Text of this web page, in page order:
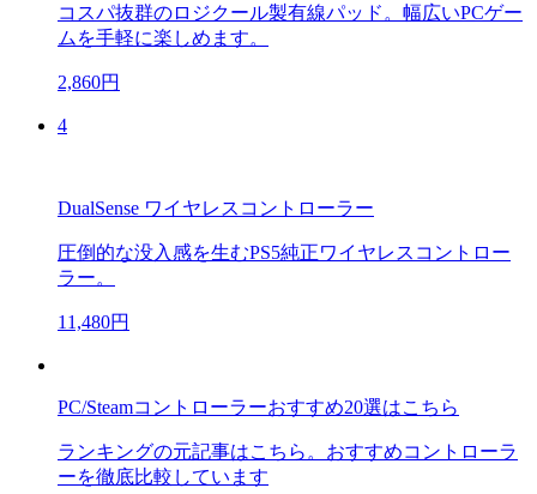
コスパ抜群のロジクール製有線パッド。幅広いPCゲー
ムを手軽に楽しめます。
2,860円
4
DualSense ワイヤレスコントローラー
圧倒的な没入感を生むPS5純正ワイヤレスコントロー
ラー。
11,480円
PC/Steamコントローラーおすすめ20選はこちら
ランキングの元記事はこちら。おすすめコントローラ
ーを徹底比較しています